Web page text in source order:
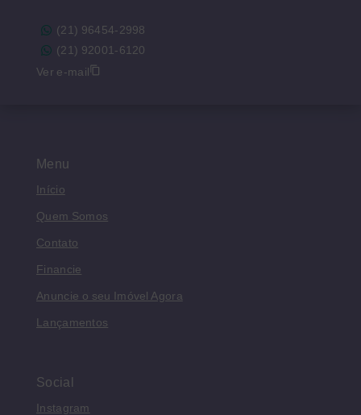
Menu
Início
Quem Somos
Contato
Financie
Anuncie o seu Imóvel Agora
Lançamentos
Social
Instagram
(21) 96454-2998
(21) 92001-6120
Ver e-mail